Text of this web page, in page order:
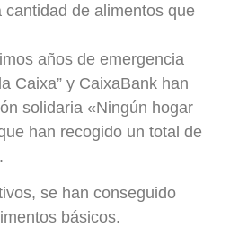
de alimentos que
años de emergencia
Caixa” y CaixaBank han
solidaria «Ningún hogar
han recogido un total de
se han conseguido
básicos.